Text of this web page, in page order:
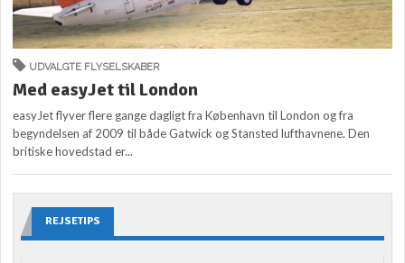
UDVALGTE FLYSELSKABER
Med easyJet til London
easyJet flyver flere gange dagligt fra København til London og fra
begyndelsen af 2009 til både Gatwick og Stansted lufthavnene. Den
britiske hovedstad er...
REJSETIPS